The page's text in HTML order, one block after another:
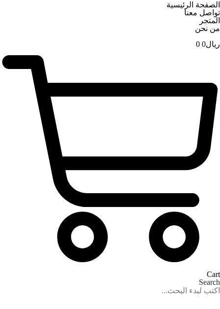
الصفحة الرئيسية
تواصل معنا
المتجر
من نحن
ریال0
0
Cart
Search